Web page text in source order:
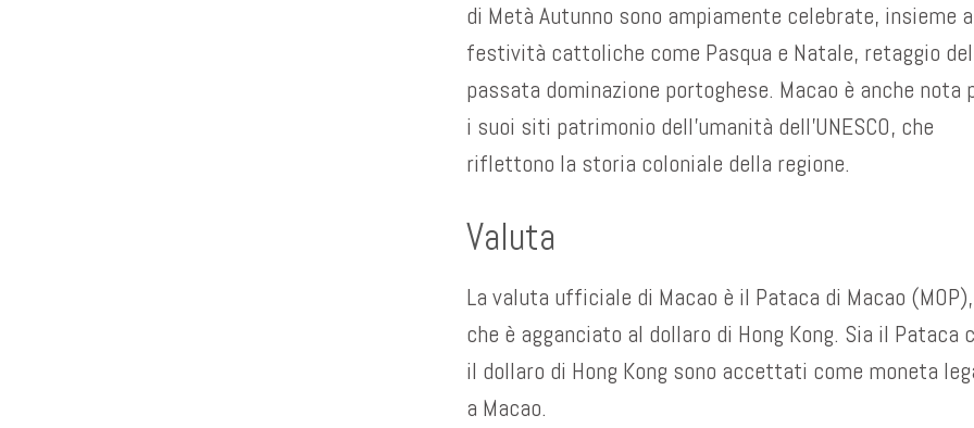
di Metà Autunno sono ampiamente celebrate, insieme a
festività cattoliche come Pasqua e Natale, retaggio
passata dominazione portoghese. Macao è anche nota
i suoi siti patrimonio dell’umanità dell’UNESCO, che
riflettono la storia coloniale della regione.
Valuta
La valuta ufficiale di Macao è il Pataca di Macao (MOP),
che è agganciato al dollaro di Hong Kong. Sia il Pataca
il dollaro di Hong Kong sono accettati come moneta
a Macao.